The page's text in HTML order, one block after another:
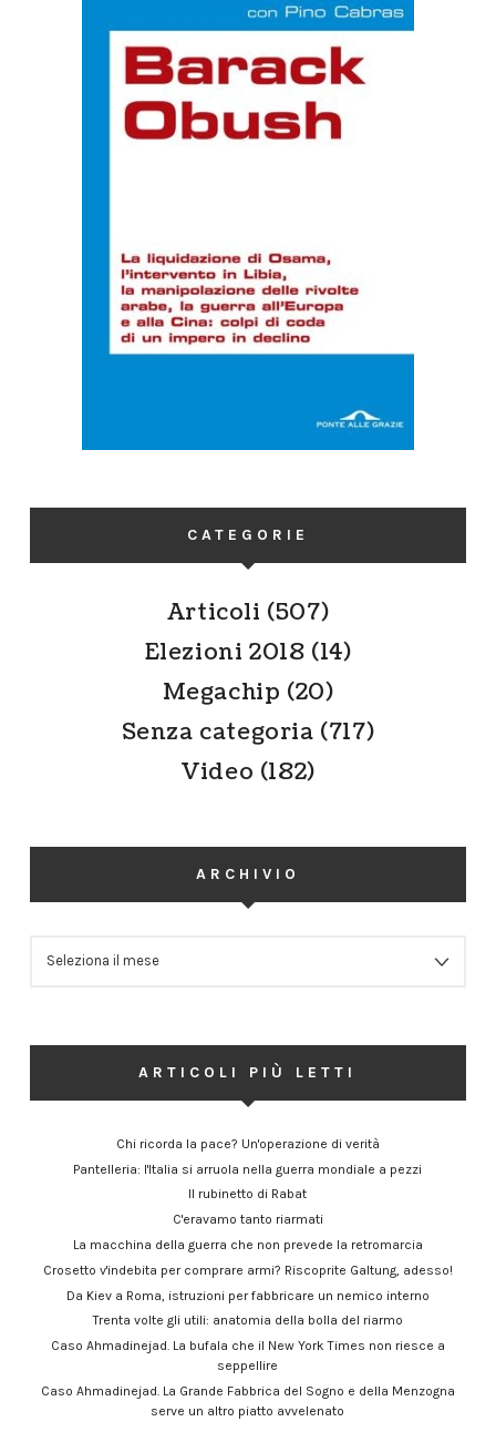
CATEGORIE
Articoli (507)
Elezioni 2018 (14)
Megachip (20)
Senza categoria (717)
Video (182)
ARCHIVIO
ARTICOLI PIÙ LETTI
Chi ricorda la pace? Un'operazione di verità
Pantelleria: l'Italia si arruola nella guerra mondiale a pezzi
Il rubinetto di Rabat
C'eravamo tanto riarmati
La macchina della guerra che non prevede la retromarcia
Crosetto v'indebita per comprare armi? Riscoprite Galtung, adesso!
Da Kiev a Roma, istruzioni per fabbricare un nemico interno
Trenta volte gli utili: anatomia della bolla del riarmo
Caso Ahmadinejad. La bufala che il New York Times non riesce a
seppellire
Caso Ahmadinejad. La Grande Fabbrica del Sogno e della Menzogna
serve un altro piatto avvelenato